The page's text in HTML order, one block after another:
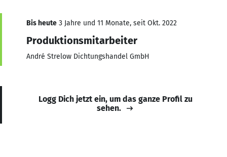
Bis heute 3 Jahre und 11 Monate, seit Okt. 2022
Produktionsmitarbeiter
André Strelow Dichtungshandel GmbH
Logg Dich jetzt ein, um das ganze Profil zu
sehen.